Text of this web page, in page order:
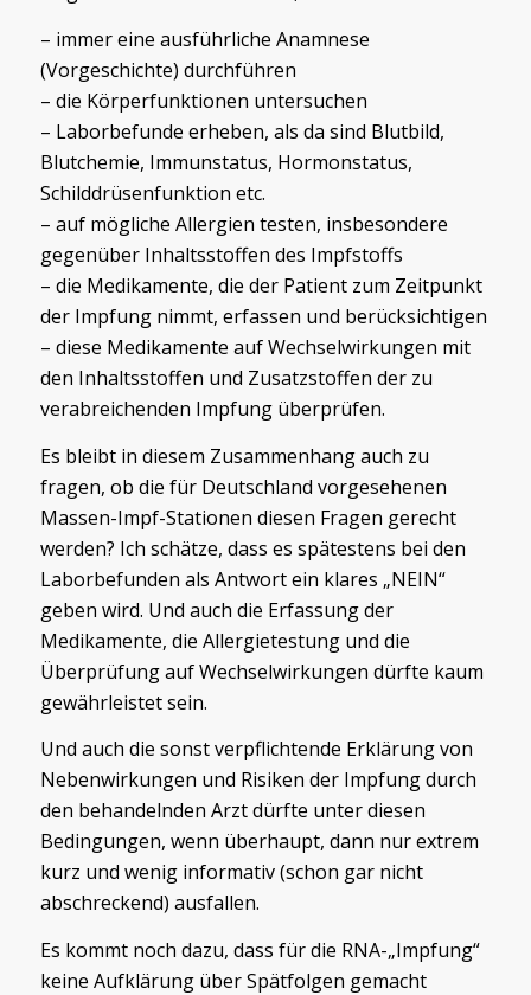
– immer eine ausführliche Anamnese
(Vorgeschichte) durchführen
– die Körperfunktionen untersuchen
– Laborbefunde erheben, als da sind Blutbild,
Blutchemie, Immunstatus, Hormonstatus,
Schilddrüsenfunktion etc.
– auf mögliche Allergien testen, insbesondere
gegenüber Inhaltsstoffen des Impfstoffs
– die Medikamente, die der Patient zum Zeitpunkt
der Impfung nimmt, erfassen und berücksichtigen
– diese Medikamente auf Wechselwirkungen mit
den Inhaltsstoffen und Zusatzstoffen der zu
verabreichenden Impfung überprüfen.
Es bleibt in diesem Zusammenhang auch zu
fragen, ob die für Deutschland vorgesehenen
Massen-Impf-Stationen diesen Fragen gerecht
werden? Ich schätze, dass es spätestens bei den
Laborbefunden als Antwort ein klares „NEIN“
geben wird. Und auch die Erfassung der
Medikamente, die Allergietestung und die
Überprüfung auf Wechselwirkungen dürfte kaum
gewährleistet sein.
Und auch die sonst verpflichtende Erklärung von
Nebenwirkungen und Risiken der Impfung durch
den behandelnden Arzt dürfte unter diesen
Bedingungen, wenn überhaupt, dann nur extrem
kurz und wenig informativ (schon gar nicht
abschreckend) ausfallen.
Es kommt noch dazu, dass für die RNA-„Impfung“
keine Aufklärung über Spätfolgen gemacht